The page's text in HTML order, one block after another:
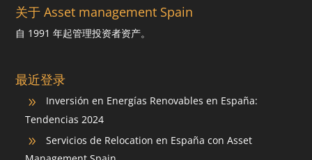
关于 Asset management Spain
自 1991 年起管理投资者资产。
最近登录
9
Inversión en Energías Renovables en España:
Tendencias 2024
9
Servicios de Relocation en España con Asset